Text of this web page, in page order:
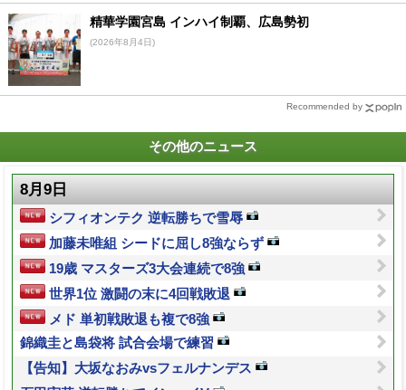
精華学園宮島 インハイ制覇、広島勢初
(2026年8月4日)
Recommended by
その他のニュース
8月9日
シフィオンテク 逆転勝ちで雪辱
加藤未唯組 シードに屈し8強ならず
19歳 マスターズ3大会連続で8強
世界1位 激闘の末に4回戦敗退
メド 単初戦敗退も複で8強
錦織圭と島袋将 試合会場で練習
【告知】大坂なおみvsフェルナンデス